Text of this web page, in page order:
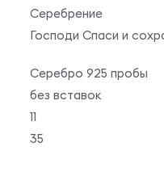
Серебрение
Господи Спаси и
Серебро 925 пробы
без вставок
11
35